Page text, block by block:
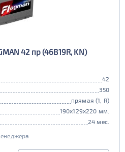
42 пр (46B19R, KN)
42
350
прямая (1, R)
190x129x220 мм.
24 мес.